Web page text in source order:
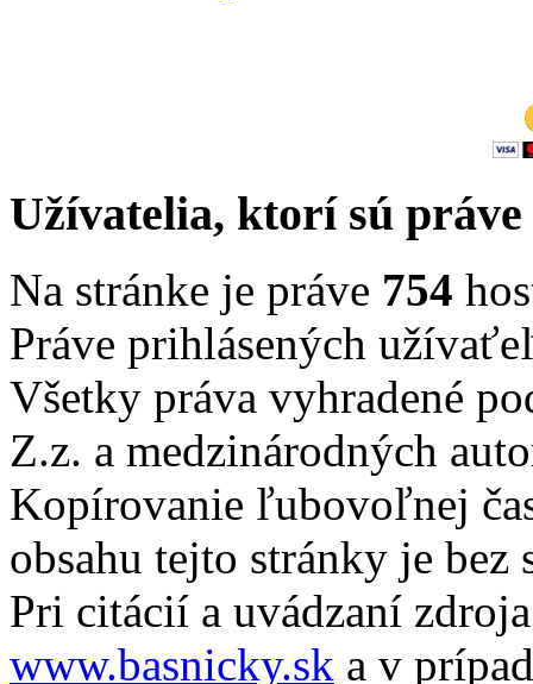
Užívatelia, ktorí sú
Na stránke je práve 754
Práve prihlásených
Všetky práva vyhradené
Z.z. a medzinárodných
Kopírovanie ľubovoľnej
obsahu tejto stránky je bez
Pri citácií a uvádzaní
www.basnicky.sk a v